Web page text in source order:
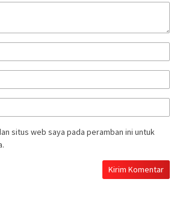
situs web saya pada peramban ini untuk